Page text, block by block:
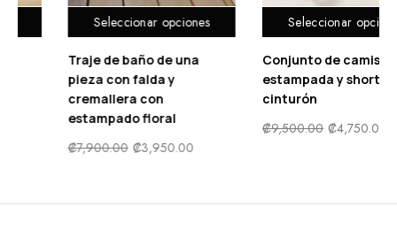
Seleccionar opciones
Conjunto De Sudadera
con gorro y Pantalón
12,900.00 ₡6,450.00
Seleccionar opciones
Traje de baño de una
pieza con falda y
cremallera con